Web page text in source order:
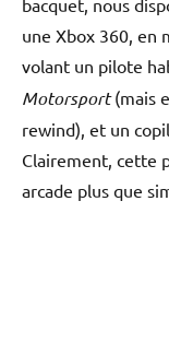
une Xbox 360, en
volant un pilote
Motorsport(mais
rewind), et un
Clairement, cette
arcade plus que